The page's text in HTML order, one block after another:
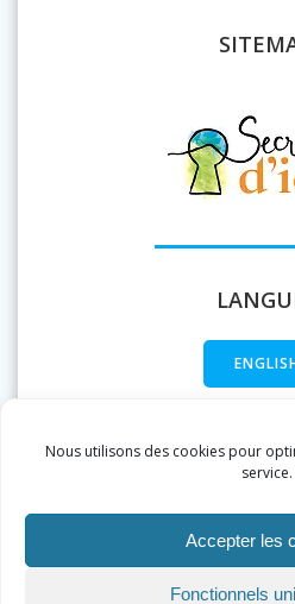
Nous utilisons des cookies pour
service.
Accepter les
Fonctionnels